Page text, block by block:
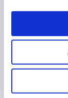
URBANI DEL
POST